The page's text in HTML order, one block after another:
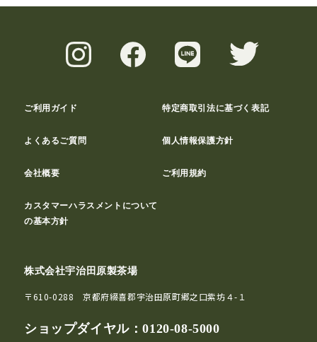
ご利用ガイド 特定商取引法に基づく表記
よくあるご質問 個人情報保護方針
会社概要 ご利用規約
カスタマーハラスメントについて
の基本方針
株式会社宇治田原製茶場
〒610-0288 京都府綴喜郡宇治田原町郷之口紫坊４-１
ショップダイヤル：0120-08-5000